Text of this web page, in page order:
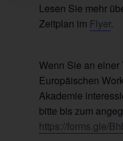
Lesen Sie mehr
Zeitplan im Flyer.
Wenn Sie an einer
Europäischen
Akademie
bitte bis zum
https://forms.gle/